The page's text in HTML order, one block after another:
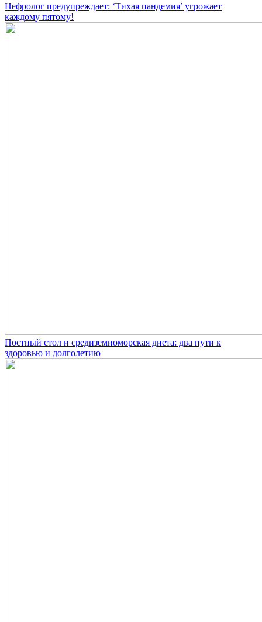
Нефролог предупреждает: ‘Тихая пандемия’ угрожает
каждому пятому!
Постный стол и средиземноморская диета: два пути к
здоровью и долголетию